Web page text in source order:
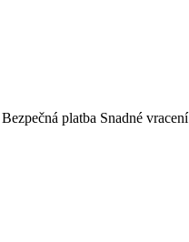
Bezpečná platba Snadné vracení